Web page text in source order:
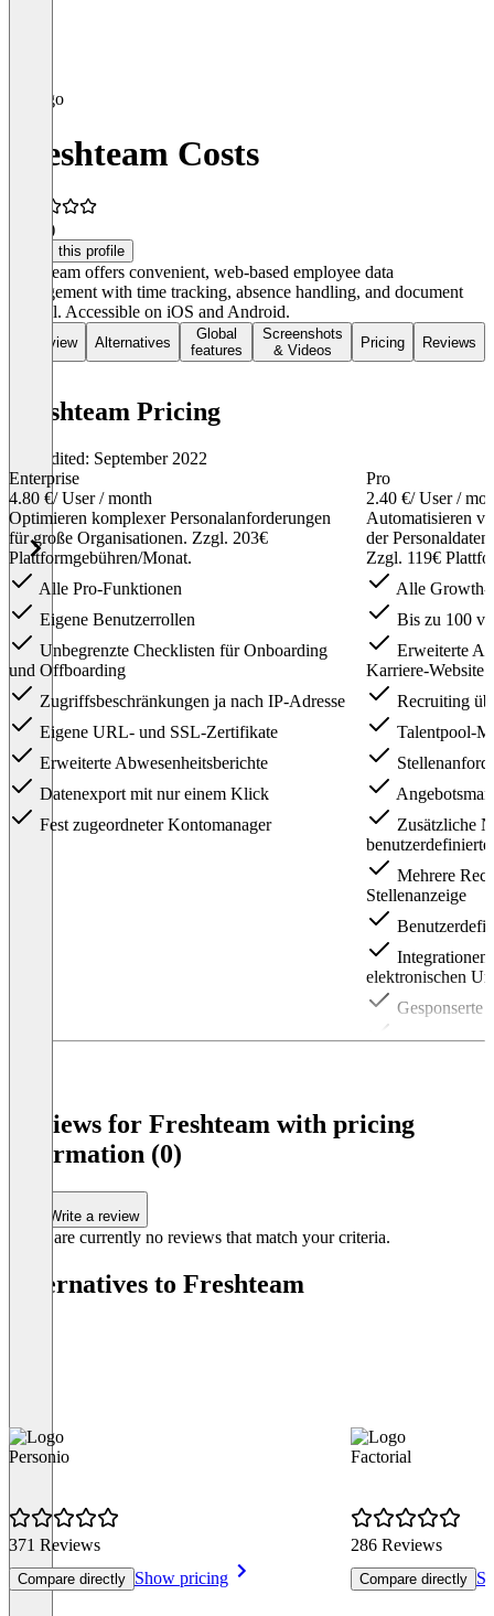
Freshteam Costs
(1)
Claim this profile
Freshteam offers convenient, web-based employee data
management with time tracking, absence handling, and document
control. Accessible on iOS and Android.
Overview Alternatives
Global
features
Screenshots
& Videos
Pricing Reviews
Freshteam Pricing
Last edited: September 2022
Enterprise
4.80 €/ User / month
Optimieren komplexer Personalanforderungen
für große Organisationen. Zzgl. 203€
Plattformgebühren/Monat.
Alle Pro-Funktionen
Eigene Benutzerrollen
Unbegrenzte Checklisten für Onboarding
und Offboarding
Zugriffsbeschränkungen ja nach IP-Adresse
Eigene URL- und SSL-Zertifikate
Erweiterte Abwesenheitsberichte
Datenexport mit nur einem Klick
Fest zugeordneter Kontomanager
Pro
2.40 €/ User /
Automatisieren
der
Zzgl. 119€
Alle Growth-
Bis zu 100
Erweiterte
Karriere-Website
Recruiting
Talentpool-
Zusätzliche
Mehrere
Stellenanzeige
elektronischen
Gesponserte
Einführung
Begrüßungs-Set
Item
1
of
Reviews for Freshteam with pricing
information (0)
Write a review
There are currently no reviews that match your criteria.
Alternatives to Freshteam
Personio
371 Reviews
Compare directly Show pricing
Factorial
286 Reviews
Compare directly